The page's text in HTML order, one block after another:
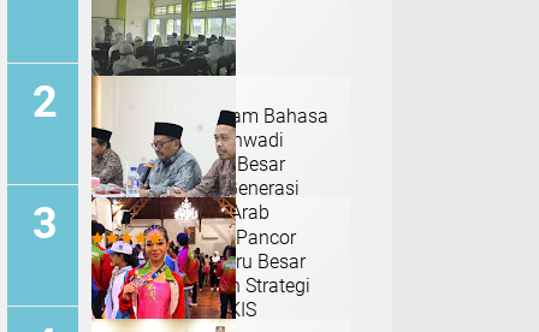
Launching Program Bahasa
Asing IAI Hamzanwadi
Pancor, Langkah Besar
Menumbuhkan Generasi
Pecinta Bahasa Arab
IAI Hamzanwadi Pancor
Hadirkan Dua Guru Besar
UNISMA, Bagikan Strategi
Membangun PTKIS